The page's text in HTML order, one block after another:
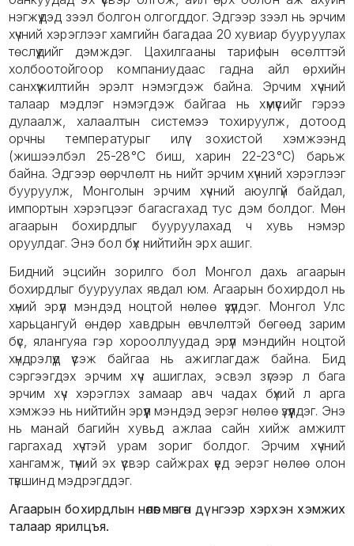
нэгжүүдэд зээл болгон олгогддог. Эдгээр зээл нь эрчим
хүчний хэрэглээг хамгийн багадаа 20 хувиар бууруулах
төслүүдийг дэмждэг. Цахилгааны тарифын өсөлттэй
холбоотойгоор компаниудаас гадна айл өрхийн
санхүүжилтийн эрэлт нэмэгдэж байна. Эрчим хүчний
талаар мэдлэг нэмэгдэж байгаа нь хүмүүсийг гэрээ
дулаалж, халаалтын системээ тохируулж, дотоод
орчны температурыг илүү зохистой хэмжээнд
(жишээлбэл 25-28°C биш, харин 22-23°C) барьж
байна. Эдгээр өөрчлөлт нь нийт эрчим хүчний хэрэглээг
бууруулж, Монголын эрчим хүчний аюулгүй байдал,
импортын хэрэгцээг багасгахад тус дэм болдог. Мөн
агаарын бохирдлыг бууруулахад ч хувь нэмэр
оруулдаг. Энэ бол бүх нийтийн эрх ашиг.
Бидний эцсийн зорилго бол Монгол дахь агаарын
бохирдлыг бууруулах явдал юм. Агаарын бохирдол нь
хүний эрүүл мэндэд ноцтой нөлөө үзүүлдэг. Монгол Улс
харьцангуй өндөр хавдрын өвчлөлтэй бөгөөд зарим
бүс, ялангуяа гэр хорооллуудад эрүүл мэндийн ноцтой
хүндрэлүүд үүсэж байгаа нь ажиглагдаж байна. Бид
сэргээгдэх эрчим хүч ашиглах, эсвэл зүгээр л бага
эрчим хүч хэрэглэх замаар авч чадах бүхий л арга
хэмжээ нь нийтийн эрүүл мэндэд эерэг нөлөө үзүүлдэг. Энэ
нь манай багийн хувьд ажлаа сайн хийж амжилт
гаргахад хүчтэй урам зориг болдог. Эрчим хүчний
хангамж, түүний эх үүсвэр сайжрах үед эерэг нөлөө олон
түвшинд мэдрэгддэг.
Агаарын бохирдлын нөлөөг мөнгөн дүнгээр хэрхэн хэмжих
талаар ярилцъя.